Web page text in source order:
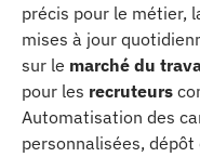
précis pour le métier,
mises à jour
sur le marché du
pour les recruteurs
Automatisation des
personnalisées,